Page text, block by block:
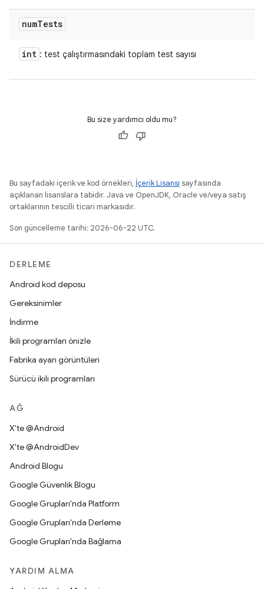
numTests
int : test çalıştırmasındaki toplam test sayısı
Bu size yardımcı oldu mu?
Bu sayfadaki içerik ve kod örnekleri, İçerik Lisansı sayfasında
açıklanan lisanslara tabidir. Java ve OpenJDK, Oracle ve/veya satış
ortaklarının tescilli ticari markasıdır.
Son güncelleme tarihi: 2026-06-22 UTC.
DERLEME
Android kod deposu
Gereksinimler
İndirme
İkili programları önizle
Fabrika ayarı görüntüleri
Sürücü ikili programları
AĞ
X'te @Android
X'te @AndroidDev
Android Blogu
Google Güvenlik Blogu
Google Grupları'nda Platform
Google Grupları'nda Derleme
Google Grupları'nda Bağlama
YARDIM ALMA